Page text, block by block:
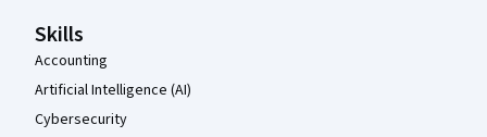
Skills
Accounting
Artificial Intelligence (AI)
Cybersecurity